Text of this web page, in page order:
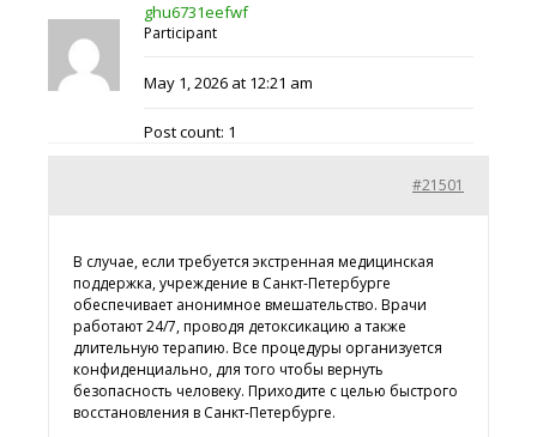
ghu6731eefwf
Participant
May 1, 2026 at 12:21 am
Post count: 1
#21501
В случае, если требуется экстренная медицинская
поддержка, учреждение в Санкт-Петербурге
обеспечивает анонимное вмешательство. Врачи
работают 24/7, проводя детоксикацию а также
длительную терапию. Все процедуры организуется
конфиденциально, для того чтобы вернуть
безопасность человеку. Приходите с целью быстрого
восстановления в Санкт-Петербурге.